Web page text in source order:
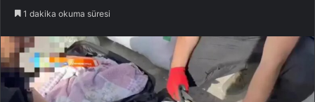
1 dakika okuma süresi